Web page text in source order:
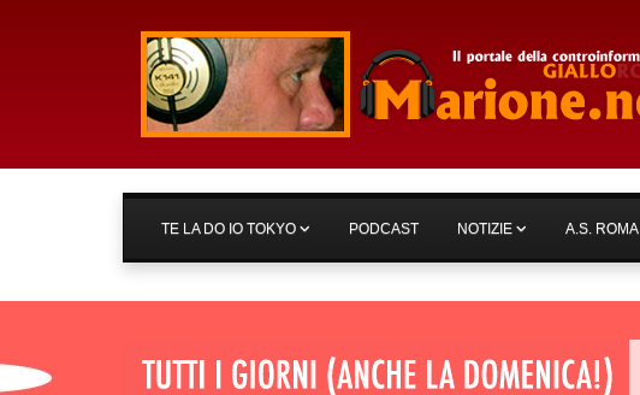
TE LA DO IO TOKYO PODCAST NOTIZIE A.S. ROMA